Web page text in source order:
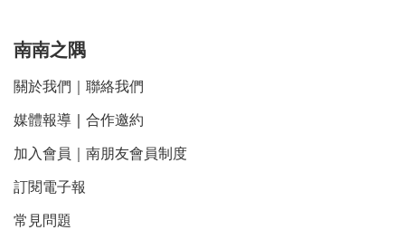
南南之隅
關於我們 聯絡我們
媒體報導 合作邀約
加入會員｜南朋友會員制度
訂閱電子報
常見問題